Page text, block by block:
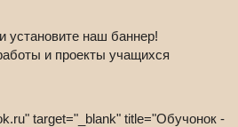
установите наш баннер!
target="_blank" title="Обучонок -